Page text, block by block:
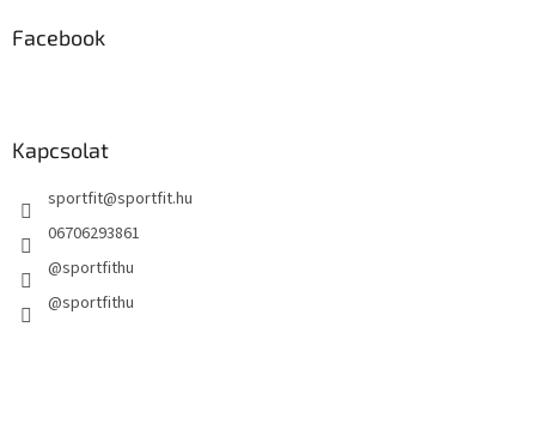
Facebook
Kapcsolat
sportfit@sportfit.hu
06706293861
@sportfithu
@sportfithu